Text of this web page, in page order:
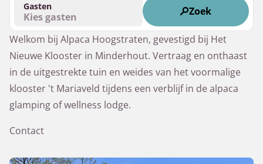
Gasten
Kies gasten Zoek
Welkom bij Alpaca Hoogstraten, gevestigd bij Het
Nieuwe Klooster in Minderhout. Vertraag en onthaast
in de uitgestrekte tuin en weides van het voormalige
klooster 't Mariaveld tijdens een verblijf in de alpaca
glamping of wellness lodge.
Contact